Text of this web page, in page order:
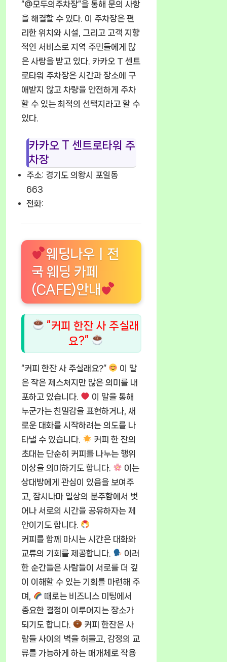
“@모두의주차장”을 통해 문의 사항
을 해결할 수 있다. 이 주차장은 편
리한 위치와 시설, 그리고 고객 지향
적인 서비스로 지역 주민들에게 많
은 사랑을 받고 있다. 카카오 T 센트
로타워 주차장은 시간과 장소에 구
애받지 않고 차량을 안전하게 주차
할 수 있는 최적의 선택지라고 할 수
있다.
카카오 T 센트로타워 주
차장
주소: 경기도 의왕시 포일동
663
전화:
웨딩나우ㅣ전
국 웨딩 카페
(CAFE)안내
“커피 한잔 사 주실래
요?”
“커피 한잔 사 주실래요?”
이 말
은 작은 제스처지만 많은 의미를 내
포하고 있습니다.
이 말을 통해
누군가는 친밀감을 표현하거나, 새
로운 대화를 시작하려는 의도를 나
타낼 수 있습니다.
커피 한 잔의
초대는 단순히 커피를 나누는 행위
이상을 의미하기도 합니다.
이는
상대방에게 관심이 있음을 보여주
고, 잠시나마 일상의 분주함에서 벗
어나 서로의 시간을 공유하자는 제
안이기도 합니다.
커피를 함께 마시는 시간은 대화와
교류의 기회를 제공합니다.
이러
한 순간들은 사람들이 서로를 더 깊
이 이해할 수 있는 기회를 마련해 주
며,
때로는 비즈니스 미팅에서
중요한 결정이 이루어지는 장소가
되기도 합니다.
커피 한잔은 사
람들 사이의 벽을 허물고, 감정의 교
류를 가능하게 하는 매개체로 작용